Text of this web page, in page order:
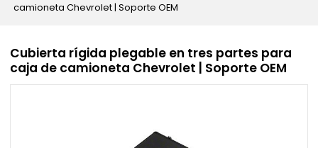
camioneta Chevrolet | Soporte OEM
Cubierta rígida plegable en tres partes para
caja de camioneta Chevrolet | Soporte OEM